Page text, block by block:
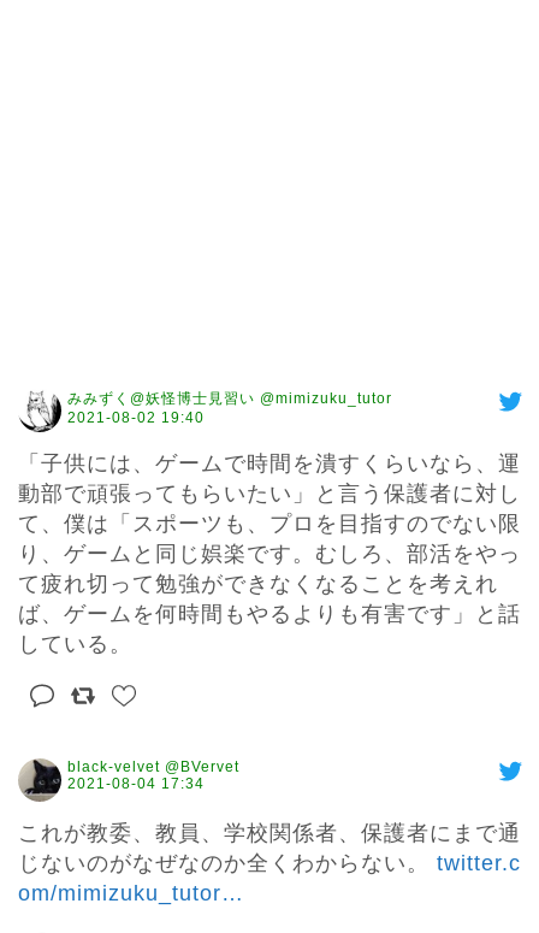
みみずく@妖怪博士見習い @mimizuku_tutor
2021-08-02 19:40
「子供には、ゲームで時間を潰すくらいなら、運
動部で頑張ってもらいたい」と言う保護者に対し
て、僕は「スポーツも、プロを目指すのでない限
り、ゲームと同じ娯楽です。むしろ、部活をやっ
て疲れ切って勉強ができなくなることを考えれ
ば、ゲームを何時間もやるよりも有害です」と話
している。
black-velvet @BVervet
2021-08-04 17:34
これが教委、教員、学校関係者、保護者にまで通
じないのがなぜなのか全くわからない。 twitter.c
om/mimizuku_tutor…